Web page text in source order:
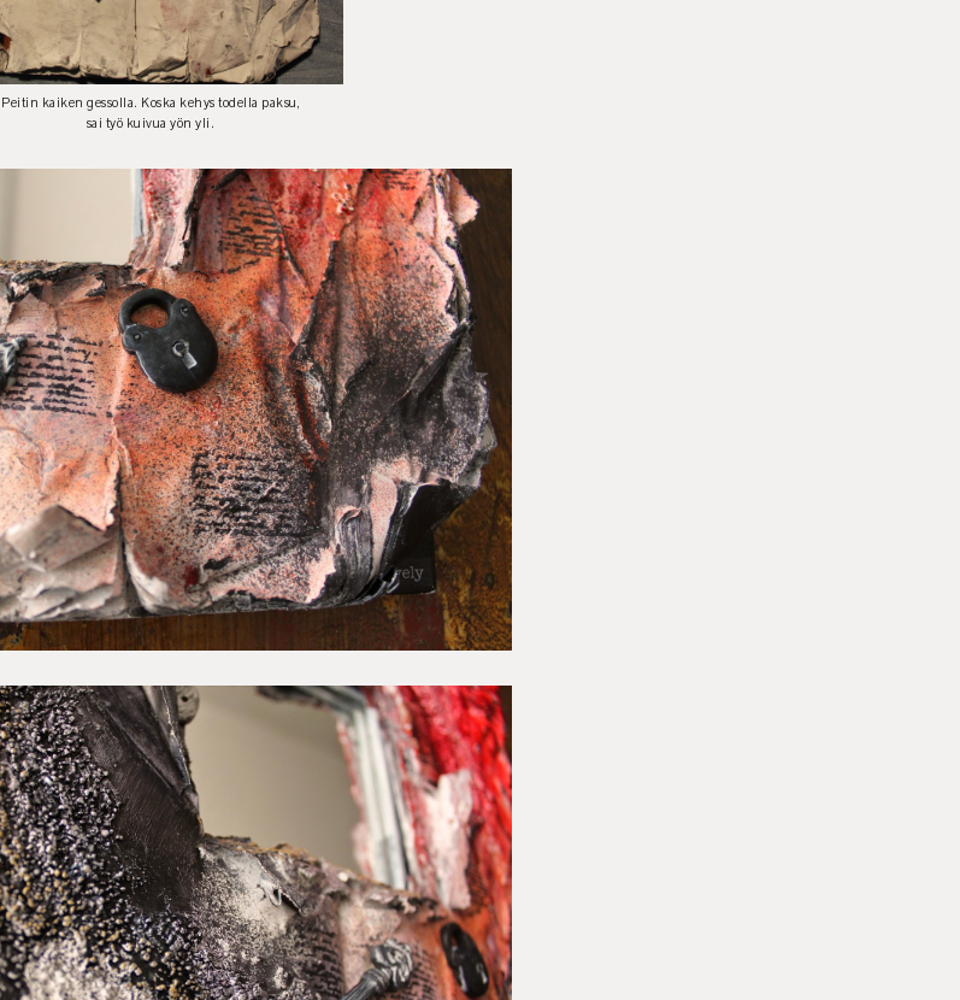
Peitin kaiken gessolla. Koska kehys todella paksu,
sai työ kuivua yön yli.